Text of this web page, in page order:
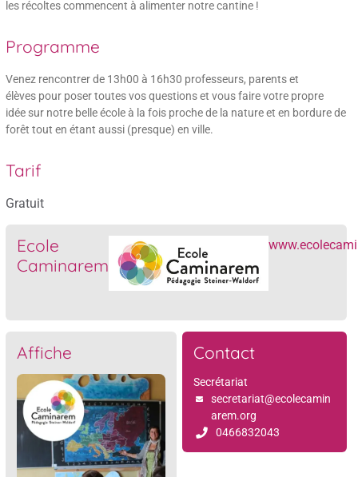
Ecole
Caminarem
Affiche Contact
Secrétariat
secretariat@ecolecamin
arem.org
0466832043
les récoltes commencent à alimenter notre cantine !
Programme
Venez rencontrer de 13h00 à 16h30 professeurs, parents et
élèves pour poser toutes vos questions et vous faire votre propre
idée sur notre belle école à la fois proche de la nature et en bordure de
forêt tout en étant aussi (presque) en ville.
Tarif
Gratuit